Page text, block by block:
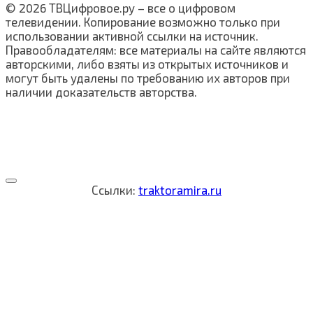
© 2026 ТВЦифровое.ру – все о цифровом
телевидении. Копирование возможно только при
использовании активной ссылки на источник.
Правообладателям: все материалы на сайте являются
авторскими, либо взяты из открытых источников и
могут быть удалены по требованию их авторов при
наличии доказательств авторства.
Ссылки: traktoramira.ru